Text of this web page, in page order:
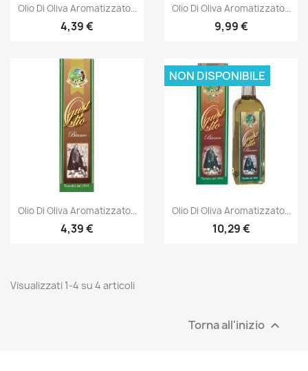
Olio Di Oliva Aromatizzato...
4,39 €
Olio Di Oliva Aromatizzato...
9,99 €
Olio Di Oliva Aromatizzato...
4,39 €
Olio Di Oliva Aromatizzato...
10,29 €
NON DISPONIBILE
Visualizzati 1-4 su 4 articoli
Torna all'inizio 